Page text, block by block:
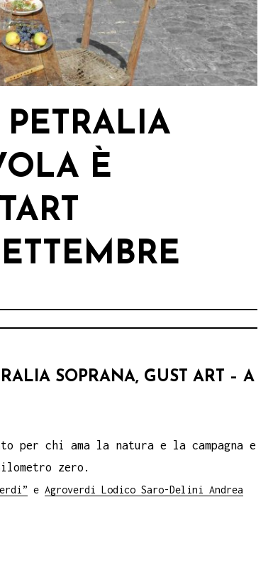
È
SOPRANA, GUST ART – A
per chi ama la natura e la campagna e
zero.
e Agroverdi Lodico Saro-Delini Andrea